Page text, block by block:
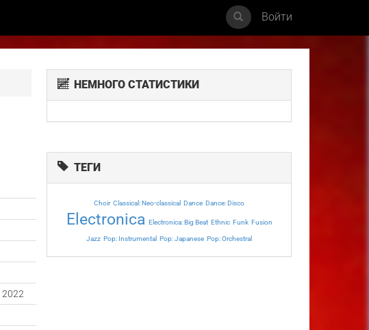
Войти
2022
НЕМНОГО СТАТИСТИКИ
ТЕГИ
Choir Classical: Neo-classical Dance Dance: Disco
Electronica Electronica: Big Beat Ethnic Funk Fusion
Jazz Pop: Instrumental Pop: Japanese Pop: Orchestral